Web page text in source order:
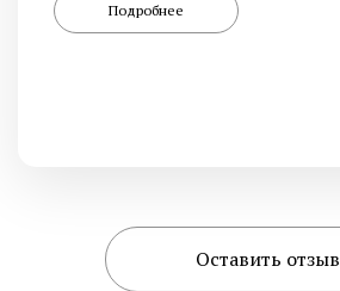
Подробнее
Оставить отзыв